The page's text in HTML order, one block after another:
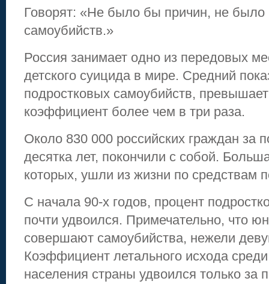
Говорят: «Не было бы причин, не
самоубийств.»
Россия занимает одно из передовых
детского суицида в мире. Средний
подростковых самоубийств,
коэффициент более чем в три раза.
Около 830 000 российских граждан за
десятка лет, покончили с собой.
которых, ушли из жизни по средствам
С начала 90-х годов, процент
почти удвоился. Примечательно, что
совершают самоубийства, нежели
Коэффициент летального исхода
населения страны удвоился только за